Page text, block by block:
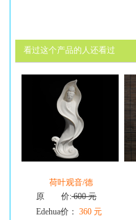
看过这个产品的人还看过
荷叶观音/德
原 价:600 元
Edehua价： 360 元